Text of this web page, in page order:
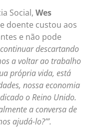
Social, Wes
doente custou aos
e não pode
descartando
a voltar ao trabalho
própria vida, está
nossa economia
o Reino Unido.
a conversa de
ajudá-lo?’”.